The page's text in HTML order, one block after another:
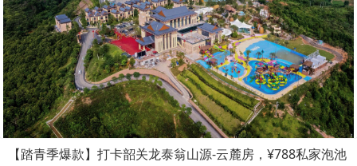
【踏青季爆款】打卡韶关龙泰翁山源-云麓房，¥788私家泡池